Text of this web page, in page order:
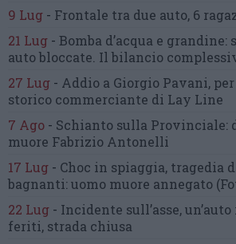
9 Lug - Frontale tra due auto, 6
21 Lug - Bomba d’acqua e grandine:
auto bloccate. Il bilancio
27 Lug - Addio a Giorgio Pavani,
storico commerciante di Lay Line
7 Ago - Schianto sulla Provinciale:
muore Fabrizio Antonelli
17 Lug - Choc in spiaggia, tragedia
bagnanti:uomo muore annegato
22 Lug - Incidente sull’asse,
feriti, strada chiusa